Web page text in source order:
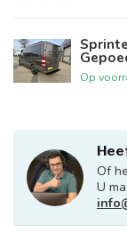
Op
Of
U